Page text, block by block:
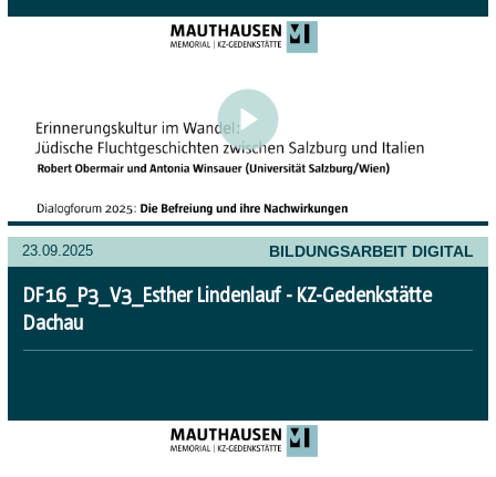
23.09.2025 BILDUNGSARBEIT DIGITAL
DF16_P3_V3_Esther Lindenlauf - KZ-Gedenkstätte
Dachau